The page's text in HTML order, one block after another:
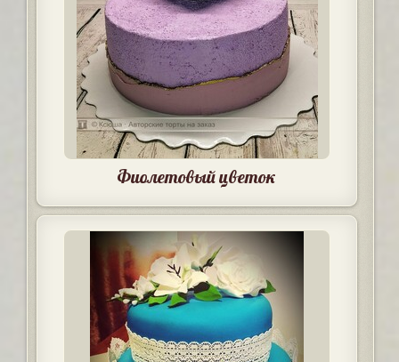
Фиолетовый цветок